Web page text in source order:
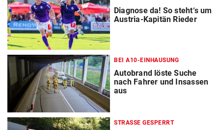
Diagnose da! So steht‘s um
Austria-Kapitän Rieder
BEI A10-EINHAUSUNG
Autobrand löste Suche
nach Fahrer und Insassen
aus
STRASSE GESPERRT